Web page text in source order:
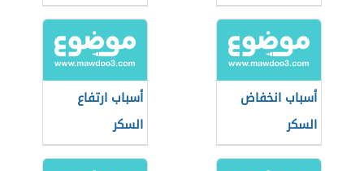
للحامل
أسباب انخفاض
السكر
أسباب ارتفاع
السكر